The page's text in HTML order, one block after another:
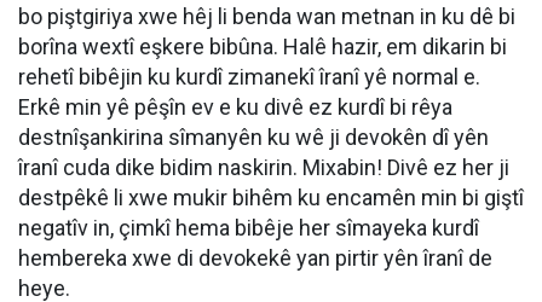
bo piştgiriya xwe hêj li benda wan metnan in ku dê bi
borîna wextî eşkere bibûna. Halê hazir, em dikarin bi
rehetî bibêjin ku kurdî zimanekî îranî yê normal e.
Erkê min yê pêşîn ev e ku divê ez kurdî bi rêya
destnîşankirina sîmanyên ku wê ji devokên dî yên
îranî cuda dike bidim naskirin. Mixabin! Divê ez her ji
destpêkê li xwe mukir bihêm ku encamên min bi giştî
negatîv in, çimkî hema bibêje her sîmayeka kurdî
hembereka xwe di devokekê yan pirtir yên îranî de
heye.